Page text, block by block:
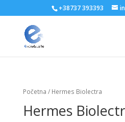
+38737 393393
Početna / Hermes Biolectra
Hermes